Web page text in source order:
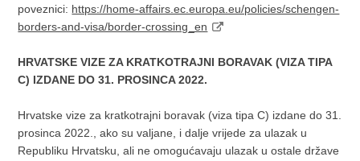
poveznici: https://home-affairs.ec.europa.eu/policies/schengen-
borders-and-visa/border-crossing_en
HRVATSKE VIZE ZA KRATKOTRAJNI BORAVAK (VIZA TIPA
C) IZDANE DO 31. PROSINCA 2022.
Hrvatske vize za kratkotrajni boravak (viza tipa C) izdane do 31.
prosinca 2022., ako su valjane, i dalje vrijede za ulazak u
Republiku Hrvatsku, ali ne omogućavaju ulazak u ostale države